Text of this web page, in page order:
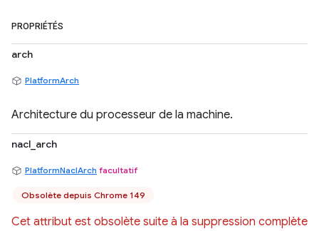
PROPRIÉTÉS
arch
PlatformArch
Architecture du processeur de la machine.
nacl_arch
PlatformNaclArch facultatif
Obsolète depuis Chrome 149
Cet attribut est obsolète suite à la suppression complète